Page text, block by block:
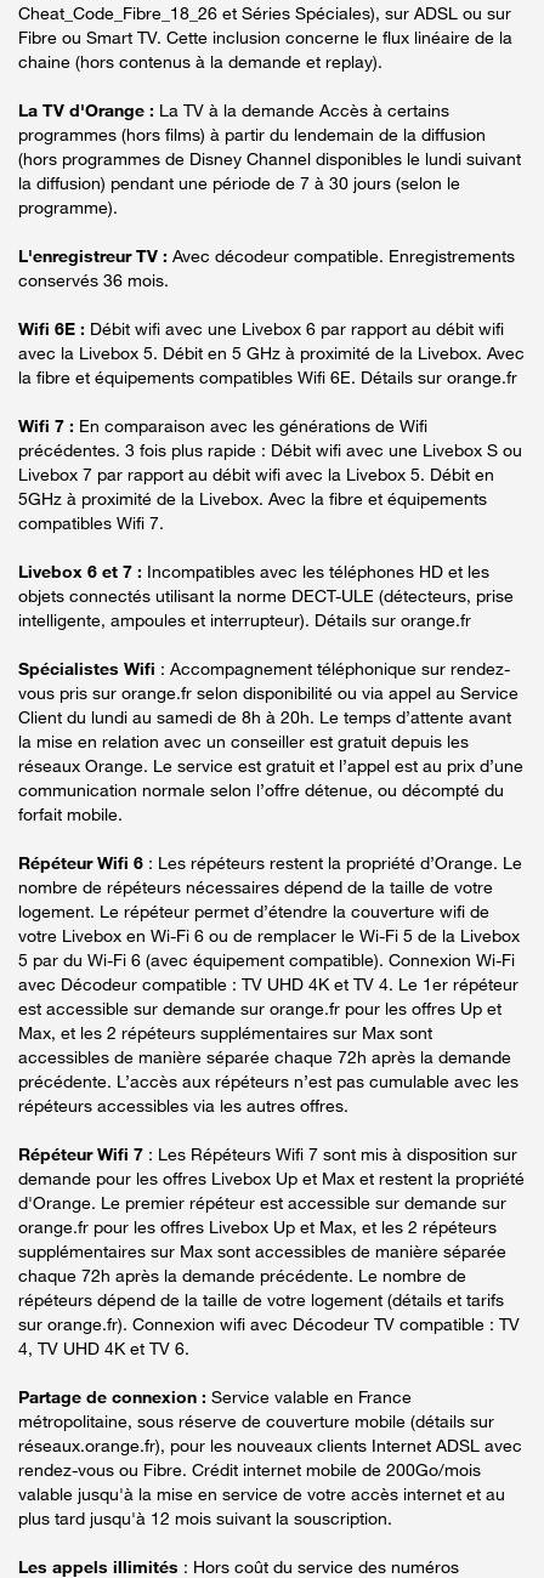
Cheat_Code_Fibre_18_26 et Séries Spéciales), sur ADSL ou sur
Fibre ou Smart TV. Cette inclusion concerne le flux linéaire de la
chaine (hors contenus à la demande et replay).
La TV d'Orange : La TV à la demande Accès à certains
programmes (hors films) à partir du lendemain de la diffusion
(hors programmes de Disney Channel disponibles le lundi suivant
la diffusion) pendant une période de 7 à 30 jours (selon le
programme).
L'enregistreur TV : Avec décodeur compatible. Enregistrements
conservés 36 mois.
Wifi 6E : Débit wifi avec une Livebox 6 par rapport au débit wifi
avec la Livebox 5. Débit en 5 GHz à proximité de la Livebox. Avec
la fibre et équipements compatibles Wifi 6E. Détails sur orange.fr
Wifi 7 : En comparaison avec les générations de Wifi
précédentes. 3 fois plus rapide : Débit wifi avec une Livebox S ou
Livebox 7 par rapport au débit wifi avec la Livebox 5. Débit en
5GHz à proximité de la Livebox. Avec la fibre et équipements
compatibles Wifi 7.
Livebox 6 et 7 : Incompatibles avec les téléphones HD et les
objets connectés utilisant la norme DECT-ULE (détecteurs, prise
intelligente, ampoules et interrupteur). Détails sur orange.fr
Spécialistes Wifi : Accompagnement téléphonique sur rendez-
vous pris sur orange.fr selon disponibilité ou via appel au Service
Client du lundi au samedi de 8h à 20h. Le temps d’attente avant
la mise en relation avec un conseiller est gratuit depuis les
réseaux Orange. Le service est gratuit et l’appel est au prix d’une
communication normale selon l’offre détenue, ou décompté du
forfait mobile.
Répéteur Wifi 6 : Les répéteurs restent la propriété d’Orange. Le
nombre de répéteurs nécessaires dépend de la taille de votre
logement. Le répéteur permet d’étendre la couverture wifi de
votre Livebox en Wi-Fi 6 ou de remplacer le Wi-Fi 5 de la Livebox
5 par du Wi-Fi 6 (avec équipement compatible). Connexion Wi-Fi
avec Décodeur compatible : TV UHD 4K et TV 4. Le 1er répéteur
est accessible sur demande sur orange.fr pour les offres Up et
Max, et les 2 répéteurs supplémentaires sur Max sont
accessibles de manière séparée chaque 72h après la demande
précédente. L’accès aux répéteurs n’est pas cumulable avec les
répéteurs accessibles via les autres offres.
Répéteur Wifi 7 : Les Répéteurs Wifi 7 sont mis à disposition sur
demande pour les offres Livebox Up et Max et restent la propriété
d'Orange. Le premier répéteur est accessible sur demande sur
orange.fr pour les offres Livebox Up et Max, et les 2 répéteurs
supplémentaires sur Max sont accessibles de manière séparée
chaque 72h après la demande précédente. Le nombre de
répéteurs dépend de la taille de votre logement (détails et tarifs
sur orange.fr). Connexion wifi avec Décodeur TV compatible : TV
4, TV UHD 4K et TV 6.
Partage de connexion : Service valable en France
métropolitaine, sous réserve de couverture mobile (détails sur
réseaux.orange.fr), pour les nouveaux clients Internet ADSL avec
rendez-vous ou Fibre. Crédit internet mobile de 200Go/mois
valable jusqu'à la mise en service de votre accès internet et au
plus tard jusqu'à 12 mois suivant la souscription.
Les appels illimités : Hors coût du service des numéros